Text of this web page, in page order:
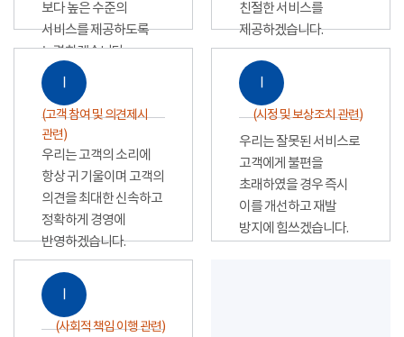
보다 높은 수준의
서비스를 제공하도록
노력하겠습니다.
친절한 서비스를
제공하겠습니다.
Ⅰ
(고객 참여 및 의견제시
관련)
우리는 고객의 소리에
항상 귀 기울이며 고객의
의견을 최대한 신속하고
정확하게 경영에
반영하겠습니다.
Ⅰ
(시정 및 보상조치 관련)
우리는 잘못된 서비스로
고객에게 불편을
초래하였을 경우 즉시
이를 개선하고 재발
방지에 힘쓰겠습니다.
Ⅰ
(사회적 책임 이행 관련)